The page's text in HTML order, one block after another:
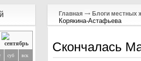
суб вск
Главная Блоги местных
Корякина-Астафьева
Скончалась